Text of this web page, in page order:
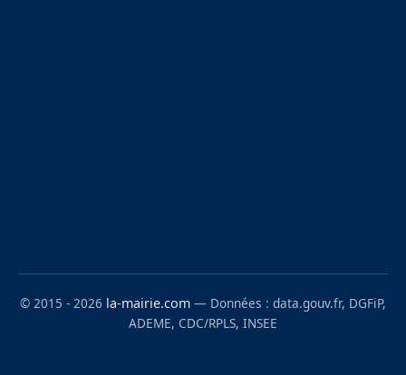
© 2015 - 2026 la-mairie.com — Données : data.gouv.fr, DGFiP,
ADEME, CDC/RPLS, INSEE